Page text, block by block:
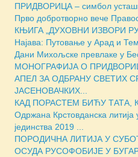
ПРИДВОРИЦА – симбол
Прво добротворно вече
КЊИГА „ДУХОВНИ ИЗВОРИ
Најава: Путовање у Арад и
Дани Михољске превлаке у
МОНОГРАФИЈА О
АПЕЛ ЗА ОДБРАНУ СВЕТИХ
ЈАСЕНОВАЧКИХ...
КАД ПОРАСТЕМ БИЋУ ТАТА,
Одржана Крстовданска
јединства 2019 ...
ПОРОДИЧНА ЛИТИЈА У
ОСУДА РУСОФОБИЈЕ У